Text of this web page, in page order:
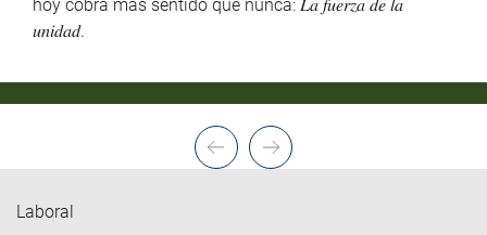
hoy cobra más sentido que nunca: 𝐿𝑎 𝑓𝑢𝑒𝑟𝑧𝑎 𝑑𝑒 𝑙𝑎
𝑢𝑛𝑖𝑑𝑎𝑑.
Laboral